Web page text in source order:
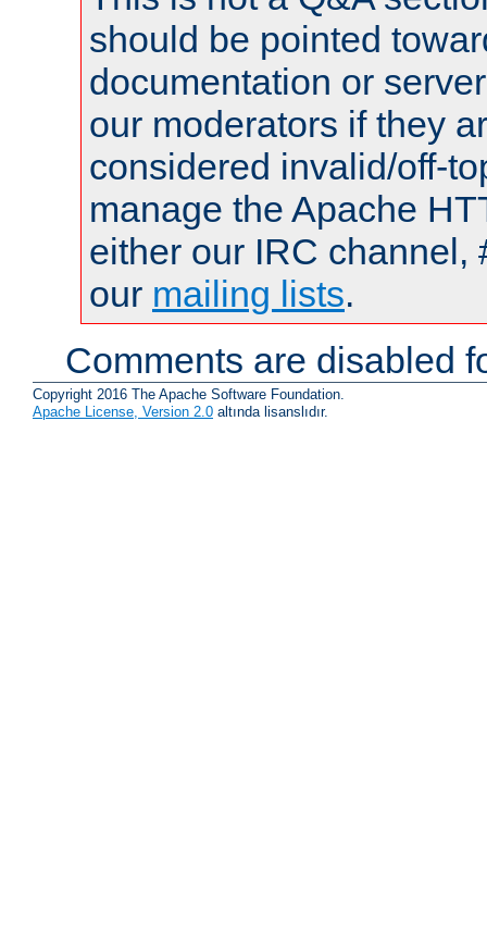
should be pointed
documentation or
our moderators if they
considered invalid/off-
manage the Apache
either our IRC channel,
our mailing lists.
Comments are disabled
Copyright 2016 The Apache Software Foundation.
Apache License, Version 2.0 altında lisanslıdır.